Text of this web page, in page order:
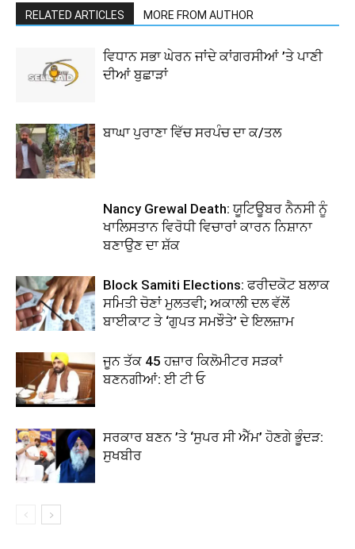
RELATED ARTICLES MORE FROM AUTHOR
ਵਿਧਾਨ ਸਭਾ ਘੇਰਨ ਜਾਂਦੇ ਕਾਂਗਰਸੀਆਂ ’ਤੇ ਪਾਣੀ
ਦੀਆਂ ਬੁਛਾੜਾਂ
ਬਾਘਾ ਪੁਰਾਣਾ ਵਿੱਚ ਸਰਪੰਚ ਦਾ ਕ/ਤਲ
Nancy Grewal Death: ਯੂਟਿਊਬਰ ਨੈਨਸੀ ਨੂੰ
ਖਾਲਿਸਤਾਨ ਵਿਰੋਧੀ ਵਿਚਾਰਾਂ ਕਾਰਨ ਨਿਸ਼ਾਨਾ
ਬਣਾਉਣ ਦਾ ਸ਼ੱਕ
Block Samiti Elections: ਫਰੀਦਕੋਟ ਬਲਾਕ
ਸਮਿਤੀ ਚੋਣਾਂ ਮੁਲਤਵੀ; ਅਕਾਲੀ ਦਲ ਵੱਲੋਂ
ਬਾਈਕਾਟ ਤੇ ‘ਗੁਪਤ ਸਮਝੌਤੇ’ ਦੇ ਇਲਜ਼ਾਮ
ਜੂਨ ਤੱਕ 45 ਹਜ਼ਾਰ ਕਿਲੋਮੀਟਰ ਸੜਕਾਂ
ਬਣਨਗੀਆਂ: ਈ ਟੀ ਓ
ਸਰਕਾਰ ਬਣਨ ’ਤੇ ‘ਸੁਪਰ ਸੀ ਐੱਮ’ ਹੋਣਗੇ ਭੂੰਦੜ:
ਸੁਖਬੀਰ